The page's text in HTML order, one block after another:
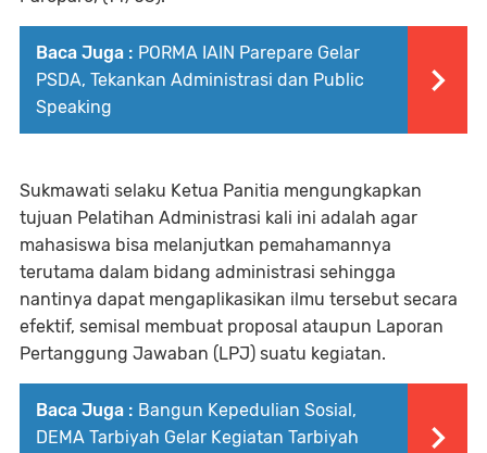
Baca Juga : PORMA IAIN Parepare Gelar
PSDA, Tekankan Administrasi dan Public
Speaking
Sukmawati selaku Ketua Panitia mengungkapkan
tujuan Pelatihan Administrasi kali ini adalah agar
mahasiswa bisa melanjutkan pemahamannya
terutama dalam bidang administrasi sehingga
nantinya dapat mengaplikasikan ilmu tersebut secara
efektif, semisal membuat proposal ataupun Laporan
Pertanggung Jawaban (LPJ) suatu kegiatan.
Baca Juga : Bangun Kepedulian Sosial,
DEMA Tarbiyah Gelar Kegiatan Tarbiyah